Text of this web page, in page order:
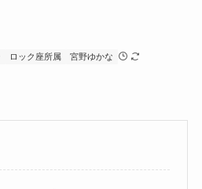
ロック座所属 宮野ゆかな